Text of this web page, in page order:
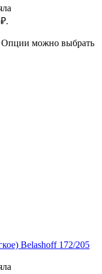
Опции можно выбрать
Belashoff 172/205